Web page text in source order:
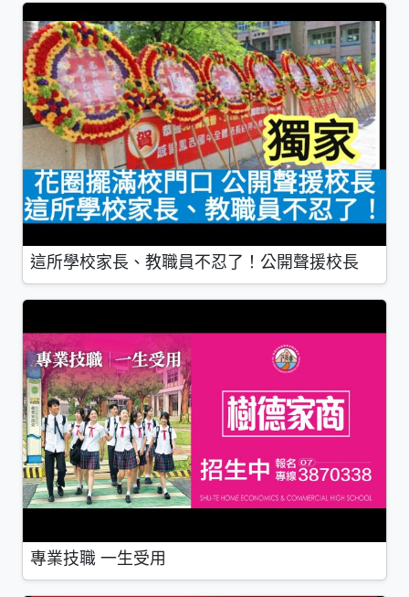
這所學校家長、教職員不忍了！公開聲援校長
專業技職 一生受用